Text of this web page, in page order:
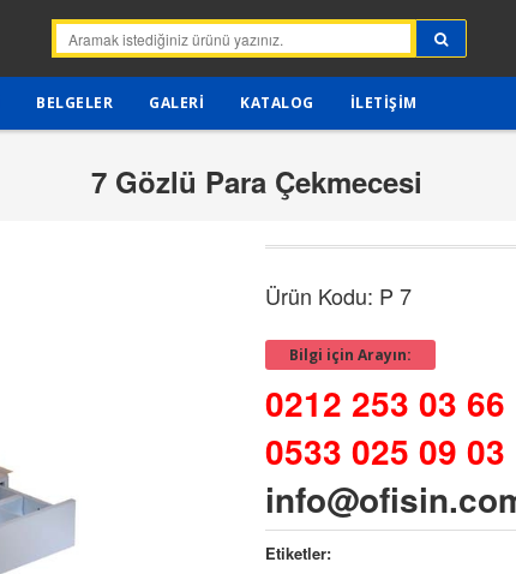
BELGELER GALERI KATALOG İLETIŞIM
7 Gözlü Para Çekmecesi
Ürün Kodu: P 7
Bilgi için Arayın:
0212 253 03 66
0533 025 09 03
Etiketler: